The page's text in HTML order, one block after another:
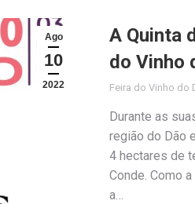
Ago
10
2022
A Quinta
do Vinho
Feira do Vinho do
Durante as
região do Dão
4 hectares de
Conde. Como
a…